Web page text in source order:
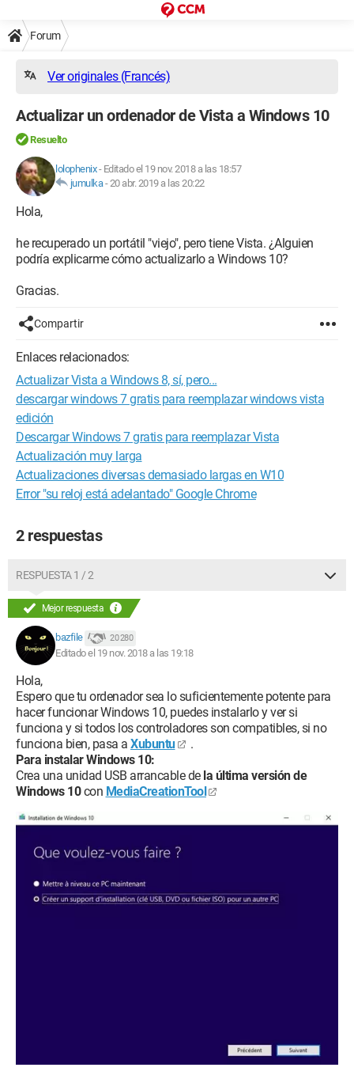
Forum
Ver originales (Francés)
Actualizar un ordenador de Vista a Windows 10
Resuelto
lolophenix- Editado el 19 nov. 2018 a las 18:57
jumulka-20 abr. 2019 a las 20:22
Hola,
he recuperado un portátil "viejo", pero tiene Vista. ¿Alguien
podría explicarme cómo actualizarlo a Windows 10?
Gracias.
Compartir
Enlaces relacionados:
Actualizar Vista a Windows 8, sí, pero...
descargar windows 7 gratis para reemplazar windows vista
edición
Descargar Windows 7 gratis para reemplazar Vista
Actualización muy larga
Actualizaciones diversas demasiado largas en W10
Error "su reloj está adelantado" Google Chrome
2 respuestas
RESPUESTA 1 / 2
Mejor respuesta
bazfile 20 280
Editado el 19 nov. 2018 a las 19:18
Hola,
Espero que tu ordenador sea lo suficientemente potente para
hacer funcionar Windows 10, puedes instalarlo y ver si
funciona y si todos los controladores son compatibles, si no
funciona bien, pasa a Xubuntu
.
Para instalar Windows 10:
Crea una unidad USB arrancable de la última versión de
Windows 10con MediaCreationTool